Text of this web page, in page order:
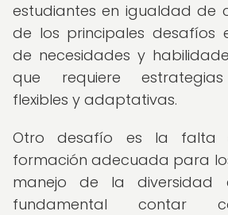
estudiantes en igualdad de
de los principales desafíos
de necesidades y
que requiere
flexibles y adaptativas.
Otro desafío es la falta
formación adecuada para
manejo de la diversidad
fundamental contar